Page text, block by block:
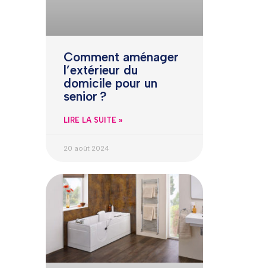
Comment aménager
l’extérieur du
domicile pour un
senior ?
LIRE LA SUITE »
20 août 2024